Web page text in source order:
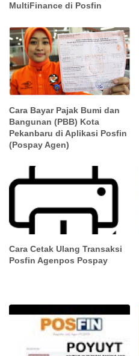
MultiFinance di Posfin
Cara Bayar Pajak Bumi dan
Bangunan (PBB) Kota
Pekanbaru di Aplikasi Posfin
(Pospay Agen)
Cara Cetak Ulang Transaksi
Posfin Agenpos Pospay